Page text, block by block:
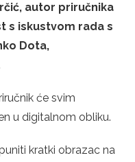
autor priručnika
s iskustvom rada s
Dota,
će svim
u digitalnom obliku.
kratki obrazac na